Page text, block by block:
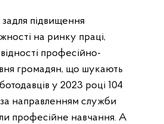
підвищення
на ринку праці,
професійно-
громадян, що шукають
у 2023 році 104
направленням служби
професійне навчання. А